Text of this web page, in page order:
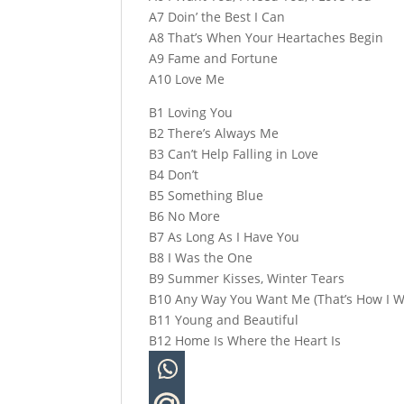
A7 Doin’ the Best I Can
A8 That’s When Your Heartaches Begin
A9 Fame and Fortune
A10 Love Me
B1 Loving You
B2 There’s Always Me
B3 Can’t Help Falling in Love
B4 Don’t
B5 Something Blue
B6 No More
B7 As Long As I Have You
B8 I Was the One
B9 Summer Kisses, Winter Tears
B10 Any Way You Want Me (That’s How I
B11 Young and Beautiful
B12 Home Is Where the Heart Is